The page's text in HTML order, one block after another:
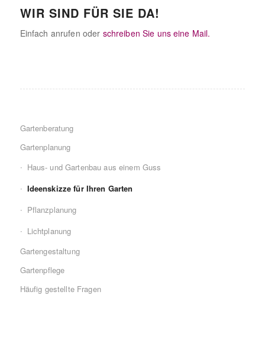
WIR SIND FÜR SIE DA!
Einfach anrufen oder schreiben Sie uns eine Mail.
Gartenberatung
Gartenplanung
Haus- und Gartenbau aus einem Guss
Ideenskizze für Ihren Garten
Pflanzplanung
Lichtplanung
Gartengestaltung
Gartenpflege
Häufig gestellte Fragen